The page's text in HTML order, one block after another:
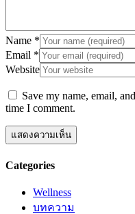
Name *
Email *
Website
Save my name, email,
time I comment.
Categories
Wellness
บทความ